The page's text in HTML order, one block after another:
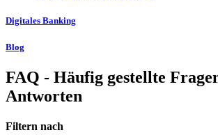
Digitales Banking
Blog
FAQ - Häufig gestellte
Antworten
Filtern nach